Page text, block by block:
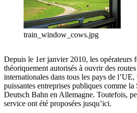
train_window_cows.jpg
Depuis le 1er janvier 2010, les opérateurs
théoriquement autorisés à ouvrir des
internationales dans tous les pays de
puissantes entreprises publiques comme
Deutsch Bahn en Allemagne. Toutefois,
service ont été proposées jusqu’ici.